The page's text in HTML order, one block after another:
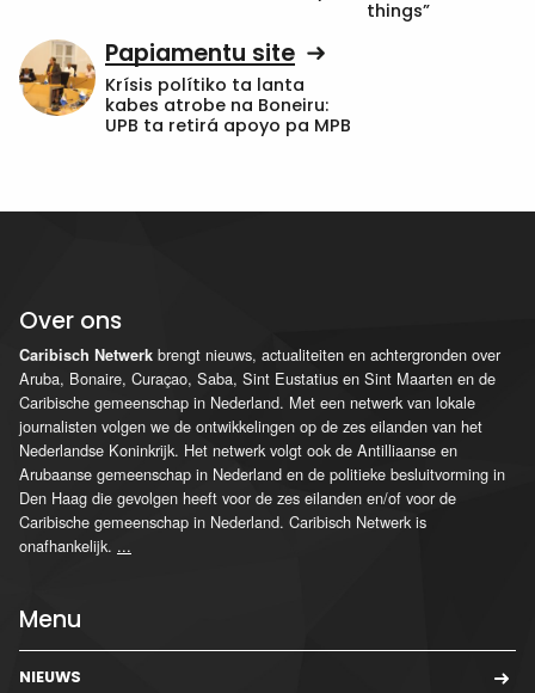
things”
Papiamentu site
Krísis polítiko ta lanta
kabes atrobe na Boneiru:
UPB ta retirá apoyo pa MPB
Over ons
Caribisch Netwerk brengt nieuws, actualiteiten en achtergronden over
Aruba, Bonaire, Curaçao, Saba, Sint Eustatius en Sint Maarten en de
Caribische gemeenschap in Nederland. Met een netwerk van lokale
journalisten volgen we de ontwikkelingen op de zes eilanden van het
Nederlandse Koninkrijk. Het netwerk volgt ook de Antilliaanse en
Arubaanse gemeenschap in Nederland en de politieke besluitvorming in
Den Haag die gevolgen heeft voor de zes eilanden en/of voor de
Caribische gemeenschap in Nederland. Caribisch Netwerk is
onafhankelijk. ...
Menu
NIEUWS